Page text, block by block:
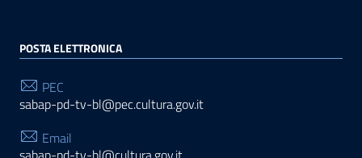
POSTA ELETTRONICA
PEC
sabap-pd-tv-bl@pec.cultura.gov.it
Email